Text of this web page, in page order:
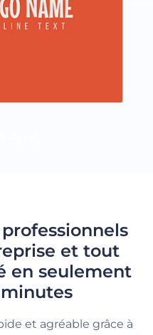
et tout
en seulement
et agréable grâce à